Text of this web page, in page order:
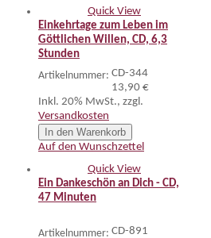
Quick View
Einkehrtage zum Leben im
Göttlichen Willen, CD, 6,3
Stunden
Artikelnummer: CD-344
13,90 €
Inkl. 20% MwSt., zzgl.
Versandkosten
In den Warenkorb
Auf den Wunschzettel
Quick View
Ein Dankeschön an Dich - CD,
47 Minuten
Artikelnummer: CD-891